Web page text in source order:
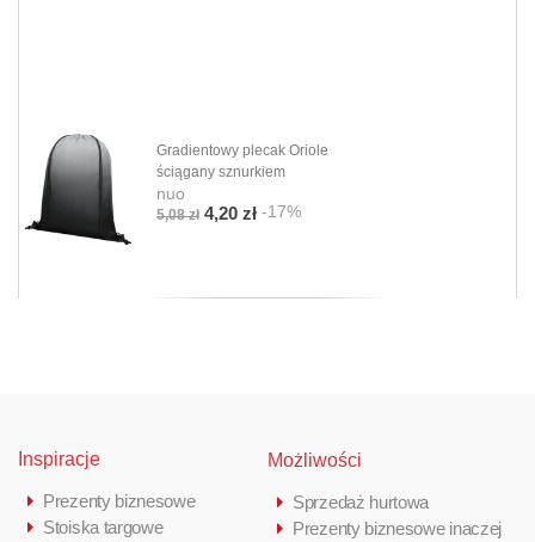
Gradientowy plecak Oriole
ściągany sznurkiem
nuo
5,08 zł 4,20 zł -17%
Inspiracje
Prezenty biznesowe
Stoiska targowe
Możliwości
Sprzedaż hurtowa
Prezenty biznesowe inaczej